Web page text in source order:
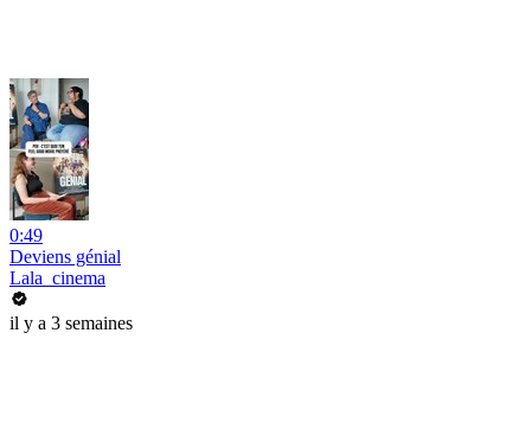
0:49
Deviens génial
Lala_cinema
il y a 3 semaines